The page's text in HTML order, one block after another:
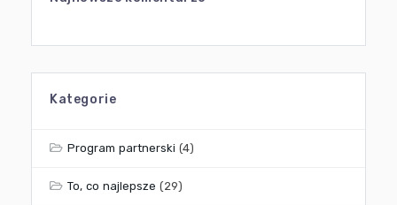
Kategorie
Program partnerski (4)
To, co najlepsze (29)